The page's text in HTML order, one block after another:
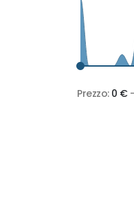
Prezzo: 0 €